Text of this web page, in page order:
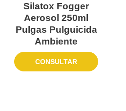
Silatox Fogger
Aerosol 250ml
Pulgas Pulguicida
Ambiente
CONSULTAR